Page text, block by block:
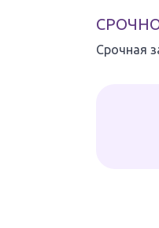
Срочная